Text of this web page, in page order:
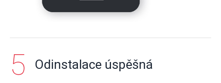
Odinstalace úspěšná